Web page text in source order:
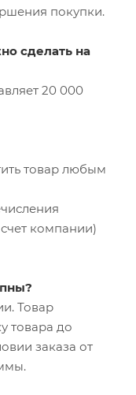
покупки.
сделать на
20 000
товар любым
компании)
Товар
товара до
заказа от